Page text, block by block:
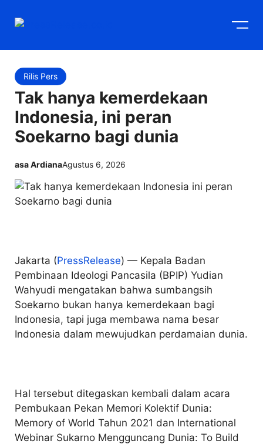
Rilis Pers
Tak hanya kemerdekaan
Indonesia, ini peran
Soekarno bagi dunia
asa ArdianaAgustus 6, 2026
Jakarta (PressRelease) — Kepala Badan
Pembinaan Ideologi Pancasila (BPIP) Yudian
Wahyudi mengatakan bahwa sumbangsih
Soekarno bukan hanya kemerdekaan bagi
Indonesia, tapi juga membawa nama besar
Indonesia dalam mewujudkan perdamaian dunia.
Hal tersebut ditegaskan kembali dalam acara
Pembukaan Pekan Memori Kolektif Dunia:
Memory of World Tahun 2021 dan International
Webinar Sukarno Mengguncang Dunia: To Build